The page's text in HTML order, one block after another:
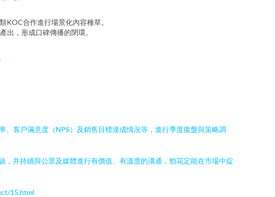
合作進行場景化內容種草。
出，形成口碑傳播的閉環。
客戶滿意度（NPS）及銷售目標達成情況等，進行季度復盤與策略調
并持續與公眾及媒體進行有價值、有溫度的溝通，勁花定能在市場中綻
15.html